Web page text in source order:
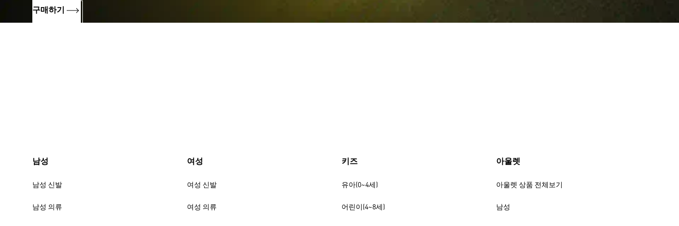
구매하기
남성
남성 신발
남성 의류
여성
여성 신발
여성 의류
키즈
유아(0~4세)
어린이(4~8세)
아울렛
아울렛 상품 전체보기
남성